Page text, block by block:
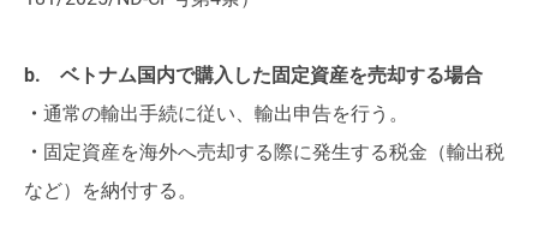
b. ベトナム国内で購入した固定資産を売却する場合
・ 通常の輸出手続に従い、輸出申告を行う。
・ 固定資産を海外へ売却する際に発生する税金（輸出税
など）を納付する。